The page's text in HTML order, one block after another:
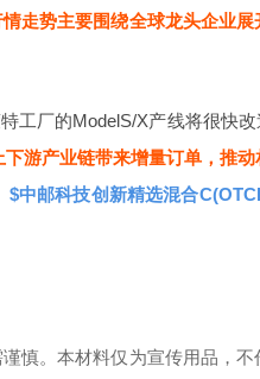
走势主要围绕全球龙头企业
工厂的ModelS/X产线将很快
游产业链带来增量订单，推
$中邮科技创新精选混合
慎。本材料仅为宣传用品，